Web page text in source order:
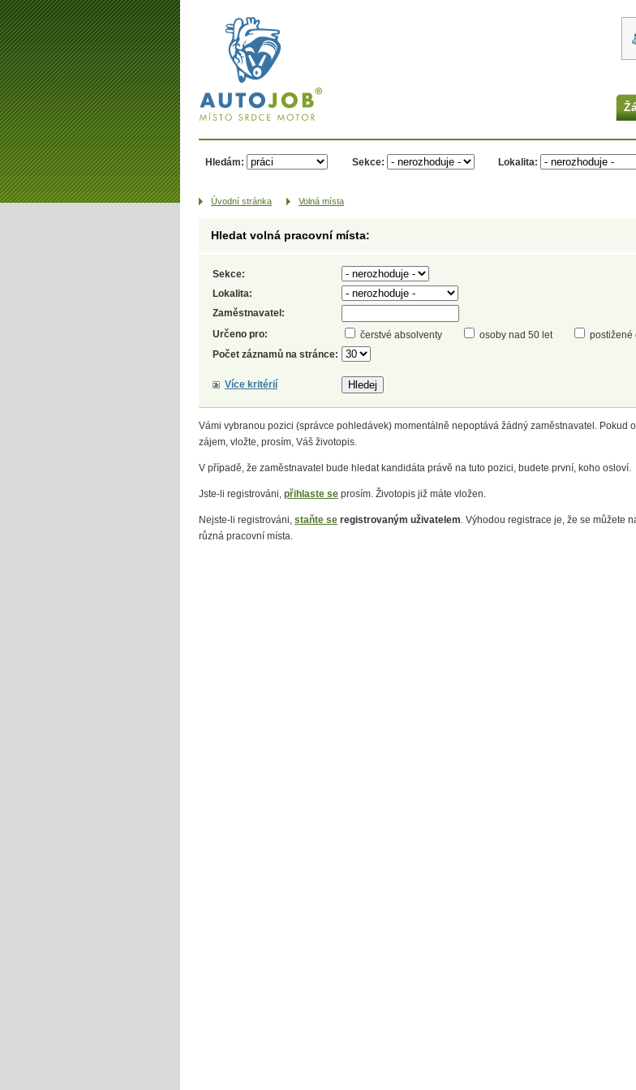
AUTOJOB.cz -
místo srdce
motor
Hledám: Sekce: Lokalita:
Úvodní­ stránka Volná místa
Hledat volná pracovní místa:
Sekce:
Lokalita:
Zaměstnavatel:
Určeno pro:
čerstvé absolventy osoby nad 50 let
postižené
Počet záznamů na stránce:
Více kritérií
Vámi vybranou pozici (správce pohledávek) momentálně nepoptává žádný zaměstnavatel. Pokud
zájem, vložte, prosím, Váš životopis.
V případě, že zaměstnavatel bude hledat kandidáta právě na tuto pozici, budete první, koho osloví.
Jste-li registrováni, přihlaste se prosím. Životopis již máte vložen.
Nejste-li registrováni, staňte se registrovaným uživatelem. Výhodou registrace je, že se můžete
různá pracovní místa.